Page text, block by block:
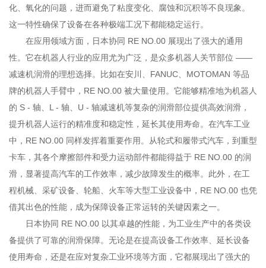
化、氧化的问题，进而避免了粘度变化、腐蚀和沉积等不良现象。
这一特性确保了设备在各种极端工况下都能稳定运行。
在应用领域方面，日本协同 RE NO.00 展现出了强大的通用
性。它在机器人行业的应用尤为广泛，是众多机器人关节部位 ——
减速机润滑的理想选择。比如在安川、FANUC、MOTOMAN 等品
牌的机器人手臂中，RE NO.00 被大量使用。它能够精准地为机器人
的 S - 轴、L - 轴、U - 轴减速机等复杂的润滑部位提供高效润滑，
提升机器人运行的精准度和稳定性，延长其使用寿命。在汽车工业
中，RE NO.00 同样发挥着重要作用。从轮式和履带式汽车，到重型
卡车，其各个摩擦部件和受力运动部件都能得益于 RE NO.00 的润
滑，显著提高汽车的工作效率，减少故障发生的概率。此外，在工
程机械、采矿设备、轮船、火车等大型工业设备中，RE NO.00 也凭
借其出色的性能，成为保障设备正常运转的关键因素之一。
日本协同 RE NO.00 以其卓越的性能，为工业生产中的各类设
备提供了可靠的润滑保障。无论是在提高设备工作效率、延长设备
使用寿命，还是在应对复杂工业环境等方面，它都展现出了强大的